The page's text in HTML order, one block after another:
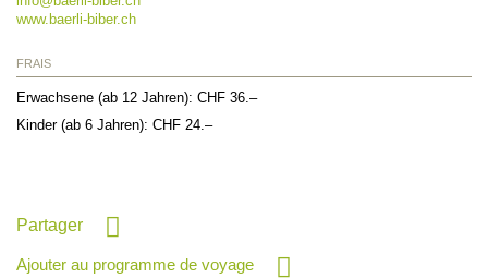
www.baerli-biber.ch
FRAIS
Erwachsene (ab 12 Jahren): CHF 36.–
Kinder (ab 6 Jahren): CHF 24.–
Partager
Ajouter au programme de voyage